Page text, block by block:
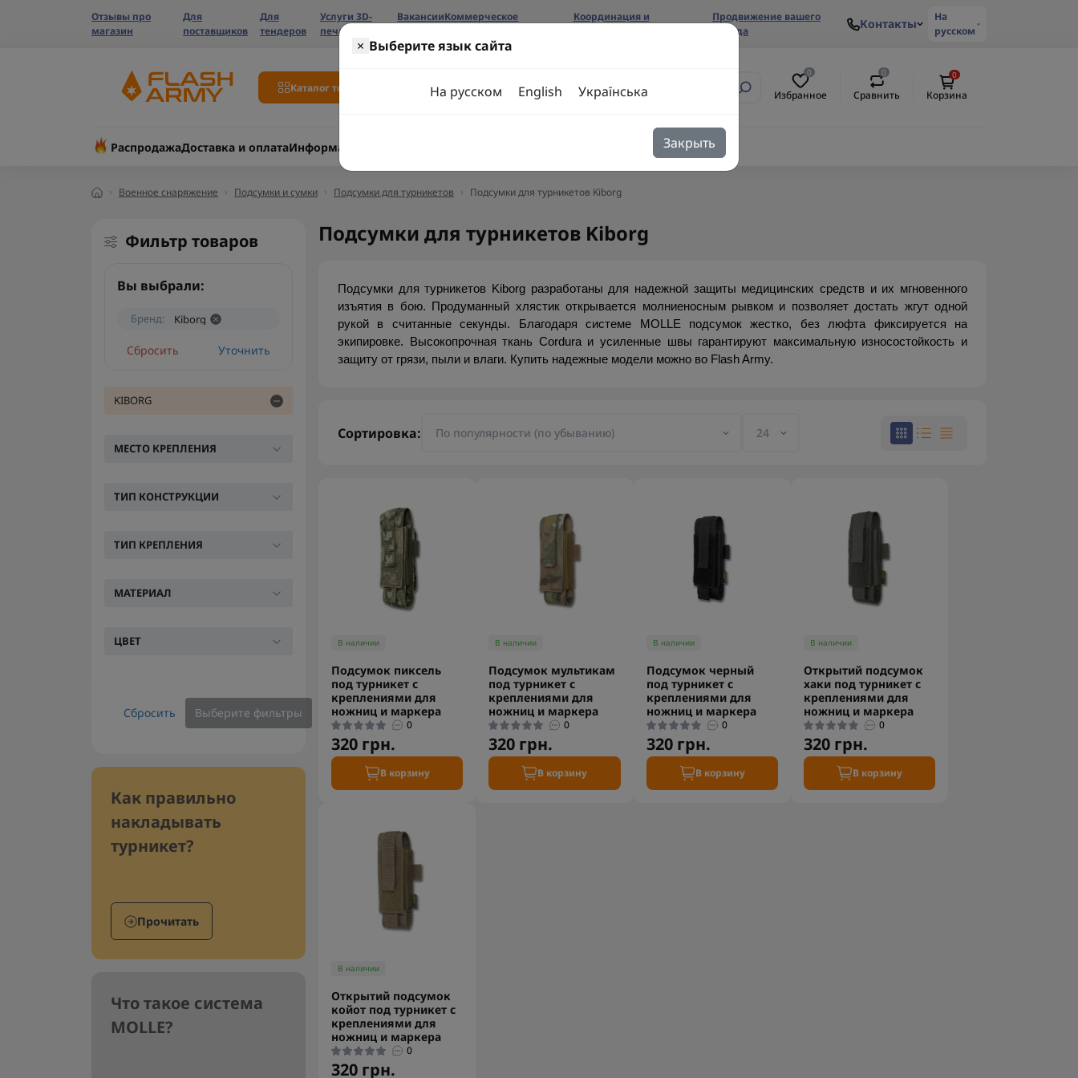
Отзывы про
магазин
Для
поставщиков
Для
тендеров
Услуги 3D-
печати
ВакансииКоммерческое
Координация и
Продвижение вашего
бренда
Контакты
На
русском
Каталог товаров
0
Избранное
0
Сравнить
0
Корзина
РаспродажаДоставка и оплатаИнформация
Военное снаряжение Подсумки и сумки Подсумки для турникетов Подсумки для турникетов Kiborg
× Выберите язык сайта
На русском English Українська
Закрыть
Фильтр товаров
Вы выбрали:
Бренд: Kiborg
Сбросить Уточнить
KIBORG
МЕСТО КРЕПЛЕНИЯ
ТИП КОНСТРУКЦИИ
ТИП КРЕПЛЕНИЯ
МАТЕРИАЛ
ЦВЕТ
Сбросить Выберите фильтры
Как правильно
накладывать
турникет?
Прочитать
Что такое система
MOLLE?
Подсумки для турникетов Kiborg
Подсумки для турникетов Kiborg разработаны для надежной защиты медицинских средств и их мгновенного
изъятия в бою. Продуманный хлястик открывается молниеносным рывком и позволяет достать жгут одной
рукой в ​​считанные секунды. Благодаря системе MOLLE подсумок жестко, без люфта фиксируется на
экипировке. Высокопрочная ткань Cordura и усиленные швы гарантируют максимальную износостойкость и
защиту от грязи, пыли и влаги. Купить надежные модели можно во Flash Army.
Сортировка:
В наличии
Подсумок пиксель
под турникет с
креплениями для
ножниц и маркера
0
320 грн.
В корзину
В наличии
Подсумок мультикам
под турникет с
креплениями для
ножниц и маркера
0
320 грн.
В корзину
В наличии
Подсумок черный
под турникет с
креплениями для
ножниц и маркера
0
320 грн.
В корзину
В наличии
Открытий подсумок
хаки под турникет с
креплениями для
ножниц и маркера
0
320 грн.
В корзину
В наличии
Открытий подсумок
койот под турникет с
креплениями для
ножниц и маркера
0
320 грн.